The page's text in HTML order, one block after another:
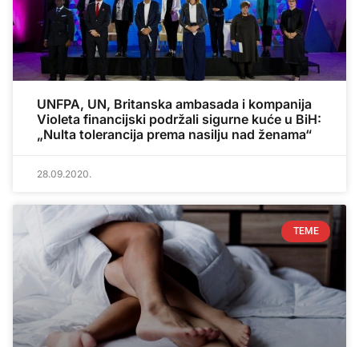
UNFPA, UN, Britanska ambasada i kompanija
Violeta financijski podržali sigurne kuće u BiH:
„Nulta tolerancija prema nasilju nad ženama“
28.09.2020.
TEME